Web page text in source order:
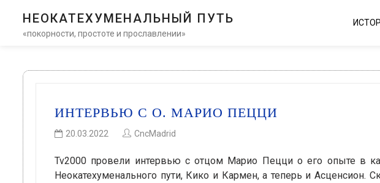
НЕОКАТЕХУМЕНАЛЬНЫЙ ПУТЬ
«покорности, простоте и прославлении»
ИНТЕРВЬЮ С О. МАРИО ПЕЦЦИ
20.03.2022 CncMadrid
Tv2000 провели интервью с отцом Марио Пецци о его опыте в
Неокатехуменального пути, Кико и Кармен, а теперь и Асценсион.